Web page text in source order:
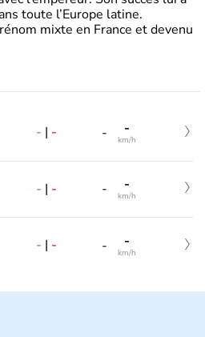
toute l’Europe latine.
mixte en France et devenu
- | - - -
km/h
- | - - -
km/h
- | - - -
km/h